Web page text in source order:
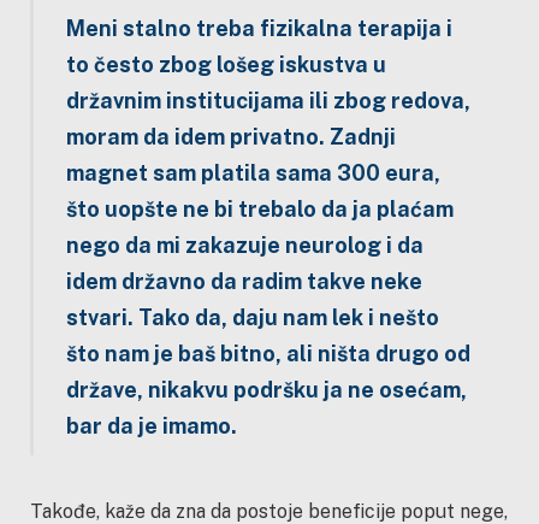
Meni stalno treba fizikalna terapija i
to često zbog lošeg iskustva u
državnim institucijama ili zbog redova,
moram da idem privatno. Zadnji
magnet sam platila sama 300 eura,
što uopšte ne bi trebalo da ja plaćam
nego da mi zakazuje neurolog i da
idem državno da radim takve neke
stvari. Tako da, daju nam lek i nešto
što nam je baš bitno, ali ništa drugo od
države, nikakvu podršku ja ne osećam,
bar da je imamo.
Takođe, kaže da zna da postoje beneficije poput nege,